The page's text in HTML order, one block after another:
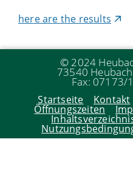
here are the results
© 2024
73540 Heubach
Fax: 07173/
Startseite Kontakt
Öffnungszeiten